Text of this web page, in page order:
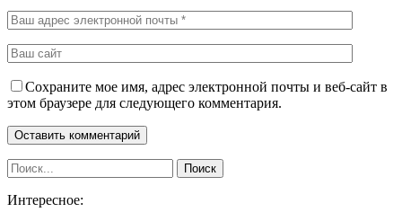
Сохраните мое имя, адрес электронной почты и веб-сайт в
этом браузере для следующего комментария.
Интересное: